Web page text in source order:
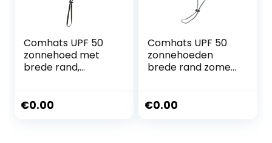
Comhats UPF 50
zonnehoed met
brede rand,
safari-hoed, voor
€0.00
Comhats UPF 50
zonnehoeden
brede rand zomer
safari hoed vissen
€0.00